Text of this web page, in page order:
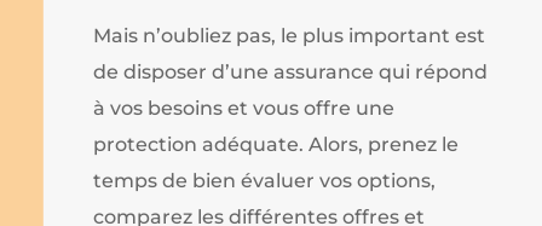
Mais n’oubliez pas, le plus important est
de disposer d’une assurance qui répond
à vos besoins et vous offre une
protection adéquate. Alors, prenez le
temps de bien évaluer vos options,
comparez les différentes offres et